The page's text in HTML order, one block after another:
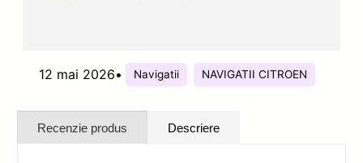
12 mai 2026• Navigatii NAVIGATII CITROEN
Recenzie produs Descriere